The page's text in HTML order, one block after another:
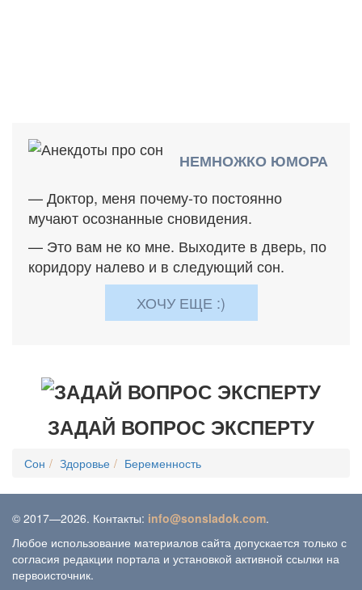
НЕМНОЖКО ЮМОРА
— Доктор, меня почему-то постоянно
мучают осознанные сновидения.
— Это вам не ко мне. Выходите в дверь, по
коридору налево и в следующий сон.
ХОЧУ ЕЩЕ :)
ЗАДАЙ ВОПРОС ЭКСПЕРТУ
Сон Здоровье Беременность
© 2017—2026. Контакты: info@sonsladok.com.
Любое использование материалов сайта допускается только с
согласия редакции портала и установкой активной ссылки на
первоисточник.